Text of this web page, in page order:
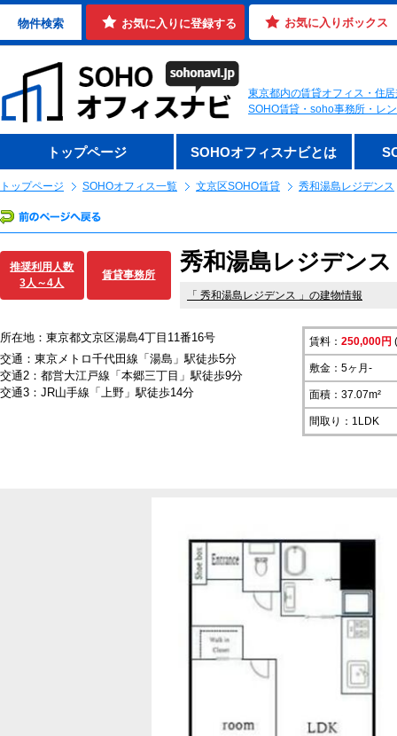
物件検索 お気に入りに登録する お気に入りボックス
東京都内の賃貸オフィス・住
SOHO賃貸・soho事務所・レ
トップページ SOHOオフィスナビとは
トップページ SOHOオフィス一覧 文京区SOHO賃貸 秀和湯島レジデンス
推奨利用人数
3人～4人
賃貸事務所 秀和湯島レジデンス
「 秀和湯島レジデンス 」の建物情報
所在地：東京都文京区湯島4丁目11番16号
交通：東京メトロ千代田線「湯島」駅徒歩5分
交通2：都営大江戸線「本郷三丁目」駅徒歩9分
交通3：JR山手線「上野」駅徒歩14分
賃料： 250,000円
敷金：5ヶ月-
面積：37.07m²
間取り：1LDK